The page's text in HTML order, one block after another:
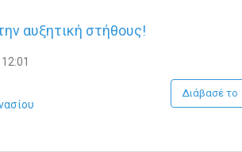
αυξητική στήθους!
Διάβασέ το